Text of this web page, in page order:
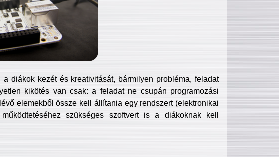
diákok kezét és kreativitását, bármilyen probléma, feladat
kikötés van csak: a feladat ne csupán programozási
elemekből össze kell állítania egy rendszert (elektronikai
szükséges szoftvert is a diákoknak kell